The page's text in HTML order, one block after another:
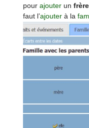
pour ajouterun frère
faut l’ajouterà la